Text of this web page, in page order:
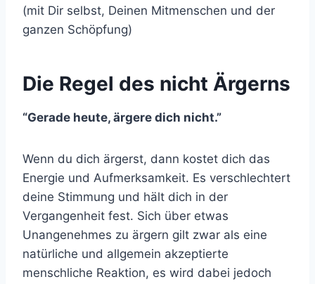
(mit Dir selbst, Deinen Mitmenschen und der
ganzen Schöpfung)
Die Regel des nicht Ärgerns
“Gerade heute, ärgere dich nicht.”
Wenn du dich ärgerst, dann kostet dich das
Energie und Aufmerksamkeit. Es verschlechtert
deine Stimmung und hält dich in der
Vergangenheit fest. Sich über etwas
Unangenehmes zu ärgern gilt zwar als eine
natürliche und allgemein akzeptierte
menschliche Reaktion, es wird dabei jedoch